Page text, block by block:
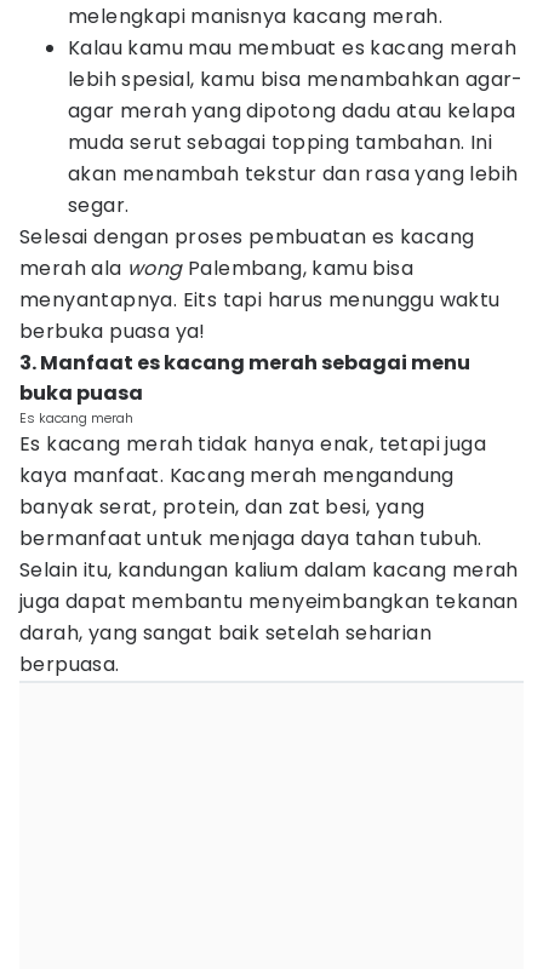
melengkapi manisnya kacang merah.
Kalau kamu mau membuat es kacang merah
lebih spesial, kamu bisa menambahkan agar-
agar merah yang dipotong dadu atau kelapa
muda serut sebagai topping tambahan. Ini
akan menambah tekstur dan rasa yang lebih
segar.
Selesai dengan proses pembuatan es kacang
merah ala wong Palembang, kamu bisa
menyantapnya. Eits tapi harus menunggu waktu
berbuka puasa ya!
3. Manfaat es kacang merah sebagai menu
buka puasa
Es kacang merah
Es kacang merah tidak hanya enak, tetapi juga
kaya manfaat. Kacang merah mengandung
banyak serat, protein, dan zat besi, yang
bermanfaat untuk menjaga daya tahan tubuh.
Selain itu, kandungan kalium dalam kacang merah
juga dapat membantu menyeimbangkan tekanan
darah, yang sangat baik setelah seharian
berpuasa.